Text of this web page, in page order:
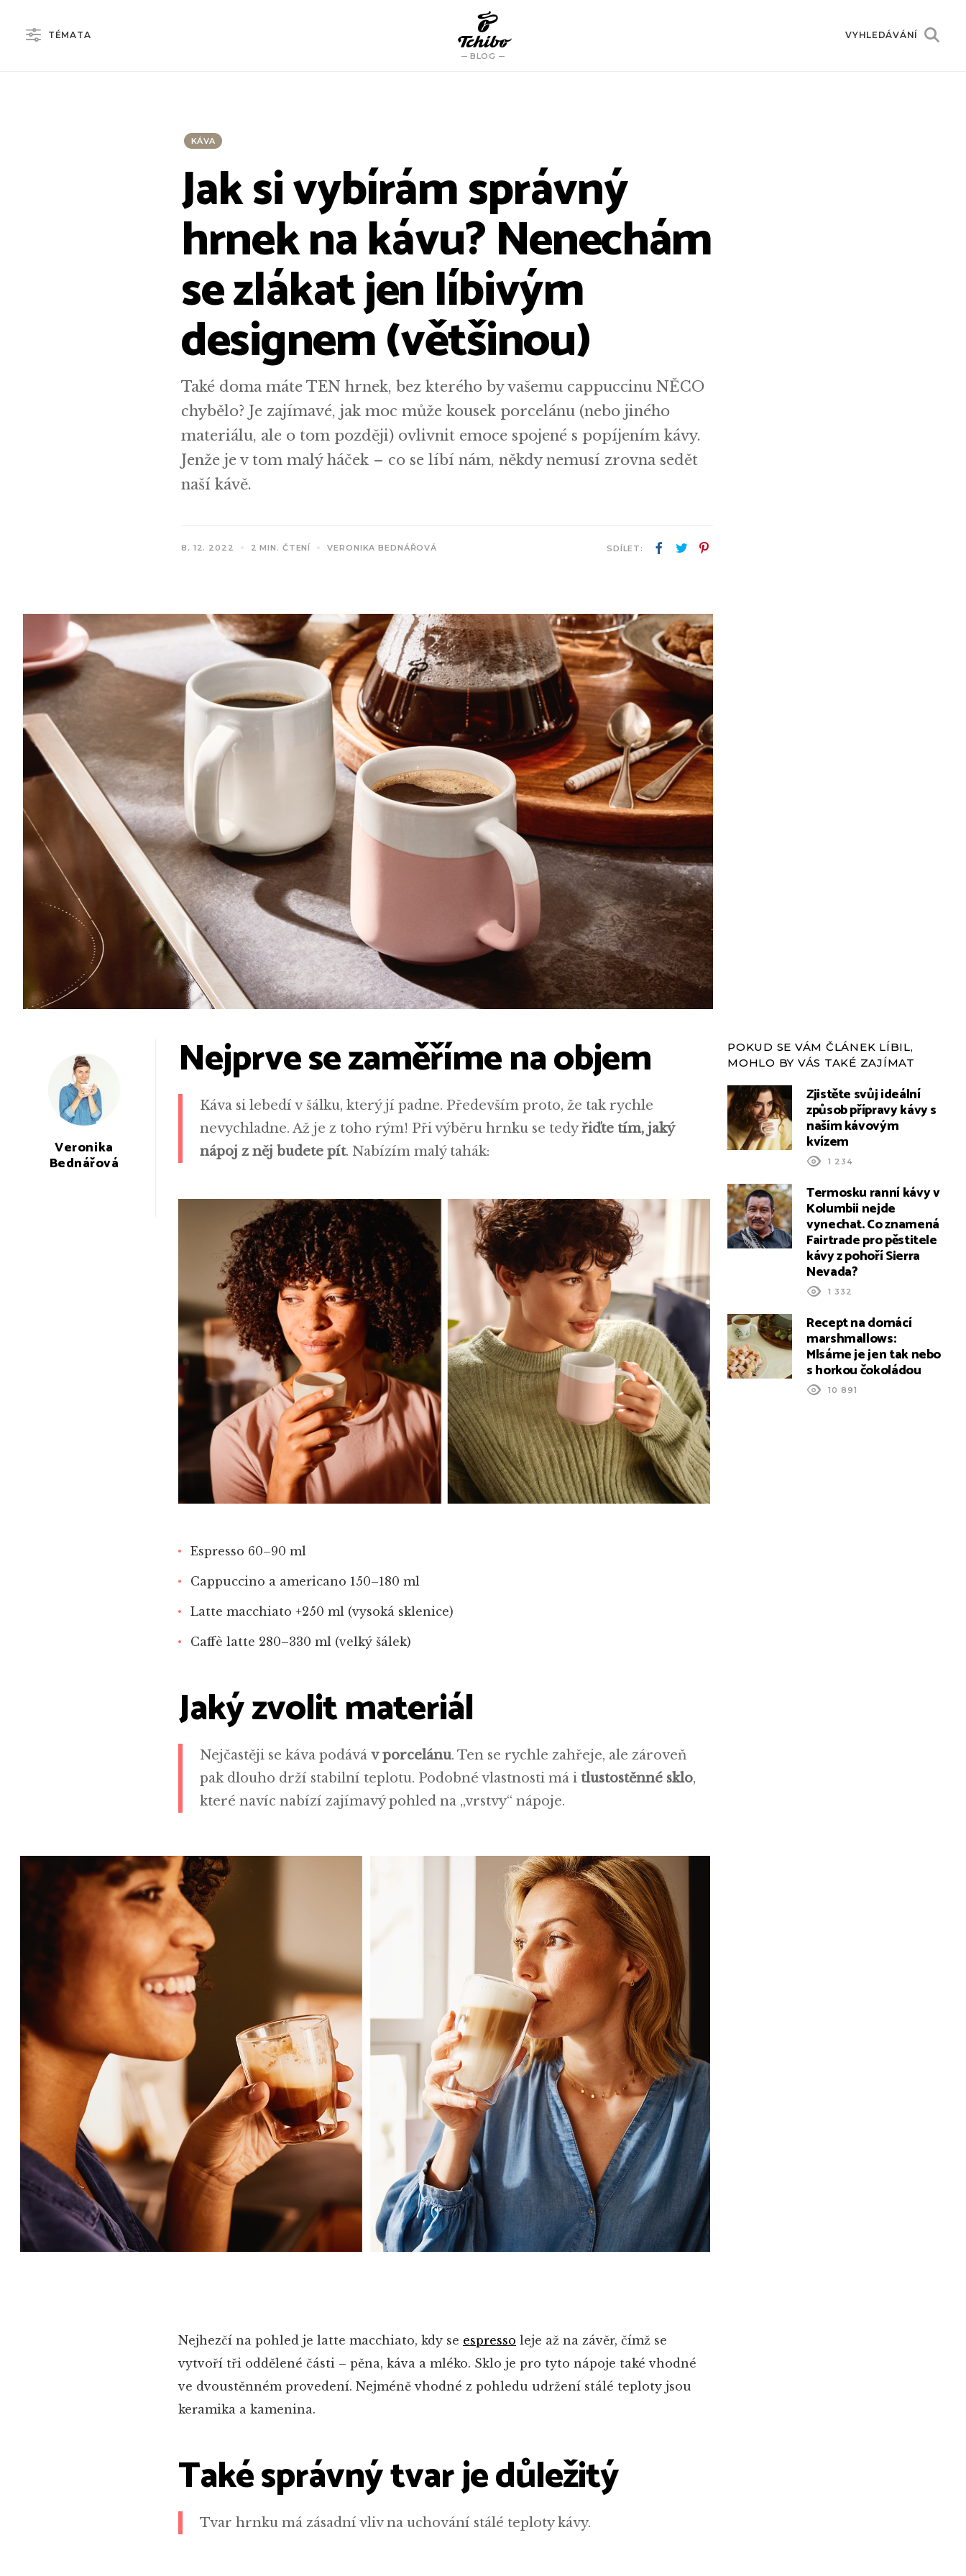
TÉMATA
BLOG
VYHLEDÁVÁNÍ
KÁVA
Jak si vybírám správný
hrnek na kávu? Nenechám
se zlákat jen líbivým
designem (většinou)
Také doma máte TEN hrnek, bez kterého by vašemu cappuccinu NĚCO
chybělo? Je zajímavé, jak moc může kousek porcelánu (nebo jiného
materiálu, ale o tom později) ovlivnit emoce spojené s popíjením kávy.
Jenže je v tom malý háček – co se líbí nám, někdy nemusí zrovna sedět
naší kávě.
8. 12. 2022 2 MIN. ČTENÍ VERONIKA BEDNÁŘOVÁ SDÍLET:
Veronika
Bednářová
Nejprve se zaměříme na objem
Káva si lebedí v šálku, který jí padne. Především proto, že tak rychle
nevychladne. Až je z toho rým! Při výběru hrnku se tedyřiďte tím, jaký
nápoj z něj budete pít. Nabízím malý tahák:
Espresso 60–90 ml
Cappuccino a americano 150–180 ml
Latte macchiato +250 ml (vysoká sklenice)
Caffè latte 280–330 ml (velký šálek)
Jaký zvolit materiál
Nejčastěji se káva podává v porcelánu. Ten se rychle zahřeje, ale zároveň
pak dlouho drží stabilní teplotu. Podobné vlastnosti má i tlustostěnné sklo,
které navíc nabízí zajímavý pohled na „vrstvy“ nápoje.
Nejhezčí na pohled je latte macchiato, kdy se espresso leje až na závěr, čímž se
vytvoří tři oddělené části – pěna, káva a mléko. Sklo je pro tyto nápoje také vhodné
ve dvoustěnném provedení. Nejméně vhodné z pohledu udržení stálé teploty jsou
keramika a kamenina.
Také správný tvar je důležitý
Tvar hrnku má zásadní vliv na uchování stálé teploty kávy.
POKUD SE VÁM ČLÁNEK LÍBIL,
MOHLO BY VÁS TAKÉ ZAJÍMAT
Zjistěte svůj ideální
způsob přípravy kávy s
naším kávovým
kvízem
1 234
Termosku ranní kávy v
Kolumbii nejde
vynechat. Co znamená
Fairtrade pro pěstitele
kávy z pohoří Sierra
Nevada?
1 332
Recept na domácí
marshmallows:
Mlsáme je jen tak nebo
s horkou čokoládou
10 891